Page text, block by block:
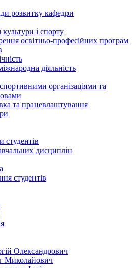
розвитку кафедри
культури і спорту
освітньо-професійних програм
діяльність
організаціями та
та працевлаштування
студентів
дисциплін
студентів
Олександрович
Миколайович